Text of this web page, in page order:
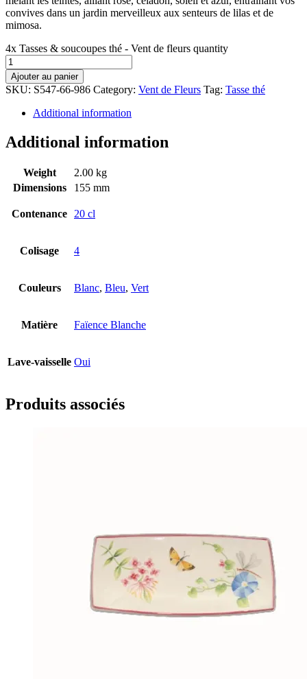
convives dans un jardin merveilleux aux senteurs de lilas et de
mimosa.
4x Tasses & soucoupes thé - Vent de fleurs quantity
Ajouter au panier
SKU: S547-66-986 Category: Vent de Fleurs Tag: Tasse thé
Additional information
Additional information
Weight
2.00 kg
Dimensions
155 mm
Contenance 20 cl
Colisage 4
Couleurs Blanc, Bleu, Vert
Matière Faïence Blanche
Lave-vaisselle Oui
Produits associés